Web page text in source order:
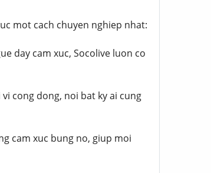
mot cach chuyen nghiep nhat:
day cam xuc, Socolive luon co
cong dong, noi bat ky ai cung
cam xuc bung no, giup moi